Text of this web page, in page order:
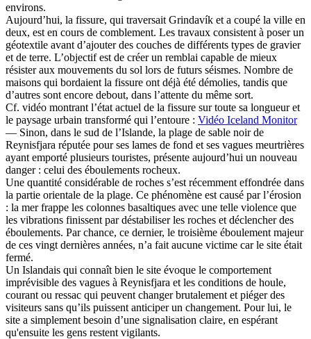
environs.
Aujourd’hui, la fissure, qui traversait Grindavík et a coupé la ville en
deux, est en cours de comblement. Les travaux consistent à poser un
géotextile avant d’ajouter des couches de différents types de gravier
et de terre. L’objectif est de créer un remblai capable de mieux
résister aux mouvements du sol lors de futurs séismes. Nombre de
maisons qui bordaient la fissure ont déjà été démolies, tandis que
d’autres sont encore debout, dans l’attente du même sort.
Cf. vidéo montrant l’état actuel de la fissure sur toute sa longueur et
le paysage urbain transformé qui l’entoure : Vidéo Iceland Monitor
— Sinon, dans le sud de l’Islande, la plage de sable noir de
Reynisfjara réputée pour ses lames de fond et ses vagues meurtrières
ayant emporté plusieurs touristes, présente aujourd’hui un nouveau
danger : celui des éboulements rocheux.
Une quantité considérable de roches s’est récemment effondrée dans
la partie orientale de la plage. Ce phénomène est causé par l’érosion
: la mer frappe les colonnes basaltiques avec une telle violence que
les vibrations finissent par déstabiliser les roches et déclencher des
éboulements. Par chance, ce dernier, le troisième éboulement majeur
de ces vingt dernières années, n’a fait aucune victime car le site était
fermé.
Un Islandais qui connaît bien le site évoque le comportement
imprévisible des vagues à Reynisfjara et les conditions de houle,
courant ou ressac qui peuvent changer brutalement et piéger des
visiteurs sans qu’ils puissent anticiper un changement. Pour lui, le
site a simplement besoin d’une signalisation claire, en espérant
qu'ensuite les gens restent vigilants.